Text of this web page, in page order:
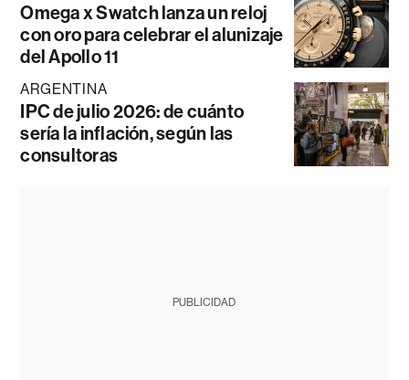
Omega x Swatch lanza un reloj
con oro para celebrar el alunizaje
del Apollo 11
ARGENTINA
IPC de julio 2026: de cuánto
sería la inflación, según las
consultoras
PUBLICIDAD